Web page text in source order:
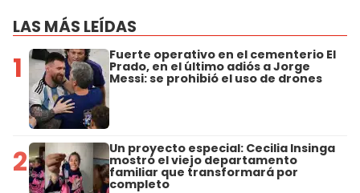
LAS MÁS LEÍDAS
1 Fuerte operativo en el cementerio El
Prado, en el último adiós a Jorge
Messi: se prohibió el uso de drones
2 Un proyecto especial: Cecilia Insinga
mostró el viejo departamento
familiar que transformará por
completo